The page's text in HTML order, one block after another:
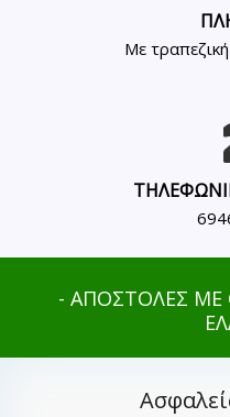
Με
- ΑΠΟΣΤΟΛΕΣ ΜΕ